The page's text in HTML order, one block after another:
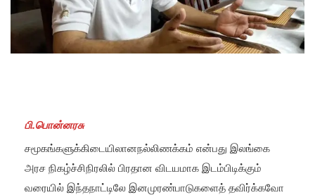
பி.பொன்னரசு
சமூகங்களுக்கிடையிலானநல்லிணக்கம் என்பது இலங்கை
அரச நிகழ்ச்சிநிரலில் பிரதான விடயமாக இடம்பிடிக்கும்
வரையில் இந்தநாட்டிலே இனமுரண்பாடுகளைத் தவிர்க்கவோ